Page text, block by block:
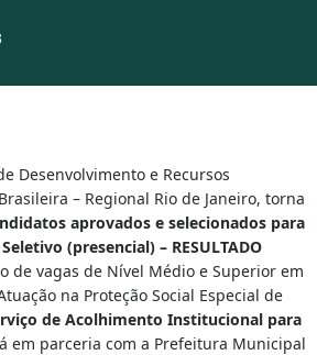
Desenvolvimento e Recursos
– Regional Rio de Janeiro, torna
aprovados e selecionados para
(presencial) – RESULTADO
de vagas de Nível Médio e Superior em
na Proteção Social Especial de
de Acolhimento Institucional para
em parceria com a Prefeitura Municipal